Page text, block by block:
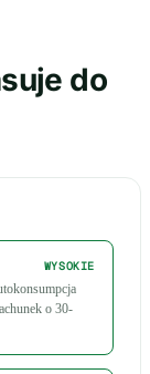
do
WYSOKIE
o 30-